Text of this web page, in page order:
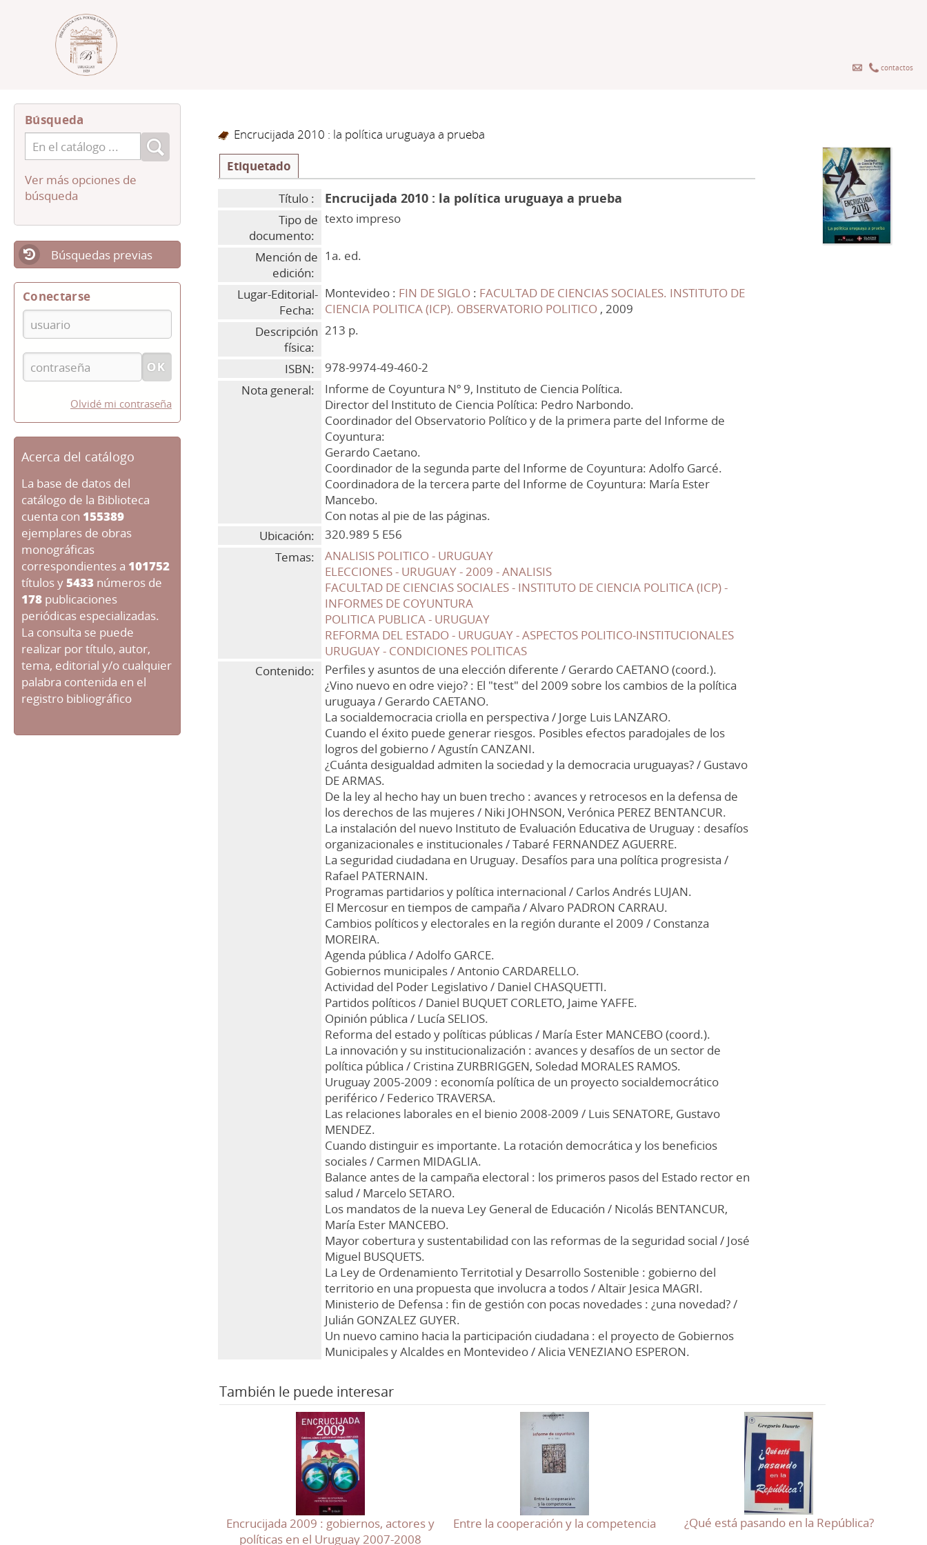
contactos
Encrucijada 2010 : la política uruguaya a prueba
Etiquetado
Título : Encrucijada 2010 : la política uruguaya a prueba
Tipo de
documento:
texto impreso
Mención de
edición:
1a. ed.
Lugar-Editorial-
Fecha:
Montevideo : FIN DE SIGLO : FACULTAD DE CIENCIAS SOCIALES. INSTITUTO DE
CIENCIA POLITICA (ICP). OBSERVATORIO POLITICO , 2009
Descripción
física:
213 p.
ISBN:
978-9974-49-460-2
Nota general:
Informe de Coyuntura Nº 9, Instituto de Ciencia Política.
Director del Instituto de Ciencia Política: Pedro Narbondo.
Coordinador del Observatorio Político y de la primera parte del Informe de
Coyuntura:
Gerardo Caetano.
Coordinador de la segunda parte del Informe de Coyuntura: Adolfo Garcé.
Coordinadora de la tercera parte del Informe de Coyuntura: María Ester
Mancebo.
Con notas al pie de las páginas.
Ubicación:
320.989 5 E56
Temas:
ANALISIS POLITICO - URUGUAY
ELECCIONES - URUGUAY - 2009 - ANALISIS
FACULTAD DE CIENCIAS SOCIALES - INSTITUTO DE CIENCIA POLITICA (ICP) -
INFORMES DE COYUNTURA
POLITICA PUBLICA - URUGUAY
REFORMA DEL ESTADO - URUGUAY - ASPECTOS POLITICO-INSTITUCIONALES
URUGUAY - CONDICIONES POLITICAS
Contenido:
Perfiles y asuntos de una elección diferente / Gerardo CAETANO (coord.).
¿Vino nuevo en odre viejo? : El "test" del 2009 sobre los cambios de la política
uruguaya / Gerardo CAETANO.
La socialdemocracia criolla en perspectiva / Jorge Luis LANZARO.
Cuando el éxito puede generar riesgos. Posibles efectos paradojales de los
logros del gobierno / Agustín CANZANI.
¿Cuánta desigualdad admiten la sociedad y la democracia uruguayas? / Gustavo
DE ARMAS.
De la ley al hecho hay un buen trecho : avances y retrocesos en la defensa de
los derechos de las mujeres / Niki JOHNSON, Verónica PEREZ BENTANCUR.
La instalación del nuevo Instituto de Evaluación Educativa de Uruguay : desafíos
organizacionales e institucionales / Tabaré FERNANDEZ AGUERRE.
La seguridad ciudadana en Uruguay. Desafíos para una política progresista /
Rafael PATERNAIN.
Programas partidarios y política internacional / Carlos Andrés LUJAN.
El Mercosur en tiempos de campaña / Alvaro PADRON CARRAU.
Cambios políticos y electorales en la región durante el 2009 / Constanza
MOREIRA.
Agenda pública / Adolfo GARCE.
Gobiernos municipales / Antonio CARDARELLO.
Actividad del Poder Legislativo / Daniel CHASQUETTI.
Partidos políticos / Daniel BUQUET CORLETO, Jaime YAFFE.
Opinión pública / Lucía SELIOS.
Reforma del estado y políticas públicas / María Ester MANCEBO (coord.).
La innovación y su institucionalización : avances y desafíos de un sector de
política pública / Cristina ZURBRIGGEN, Soledad MORALES RAMOS.
Uruguay 2005-2009 : economía política de un proyecto socialdemocrático
periférico / Federico TRAVERSA.
Las relaciones laborales en el bienio 2008-2009 / Luis SENATORE, Gustavo
MENDEZ.
Cuando distinguir es importante. La rotación democrática y los beneficios
sociales / Carmen MIDAGLIA.
Balance antes de la campaña electoral : los primeros pasos del Estado rector en
salud / Marcelo SETARO.
Los mandatos de la nueva Ley General de Educación / Nicolás BENTANCUR,
María Ester MANCEBO.
Mayor cobertura y sustentabilidad con las reformas de la seguridad social / José
Miguel BUSQUETS.
La Ley de Ordenamiento Territotial y Desarrollo Sostenible : gobierno del
territorio en una propuesta que involucra a todos / Altaïr Jesica MAGRI.
Ministerio de Defensa : fin de gestión con pocas novedades : ¿una novedad? /
Julián GONZALEZ GUYER.
Un nuevo camino hacia la participación ciudadana : el proyecto de Gobiernos
Municipales y Alcaldes en Montevideo / Alicia VENEZIANO ESPERON.
También le puede interesar
Encrucijada 2009 : gobiernos, actores y
políticas en el Uruguay 2007-2008
Entre la cooperación y la competencia ¿Qué está pasando en la República?
Búsqueda
Ver más opciones de
búsqueda
Búsquedas previas
Conectarse
Olvidé mi contraseña
Acerca del catálogo
La base de datos del
catálogo de la Biblioteca
cuenta con 155389
ejemplares de obras
monográficas
correspondientes a 101752
títulos y5433 números de
178 publicaciones
periódicas especializadas.
La consulta se puede
realizar por título, autor,
tema, editorial y/o cualquier
palabra contenida en el
registro bibliográfico